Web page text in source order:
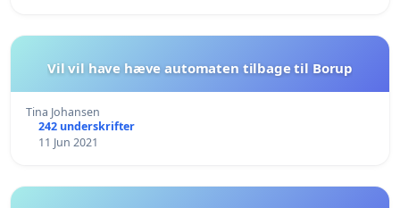
Vil vil have hæve automaten tilbage til Borup
Tina Johansen
242 underskrifter
11 Jun 2021